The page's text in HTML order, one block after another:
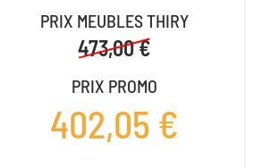
PRIX MEUBLES THIRY
473,00 €
PRIX PROMO
402,05 €